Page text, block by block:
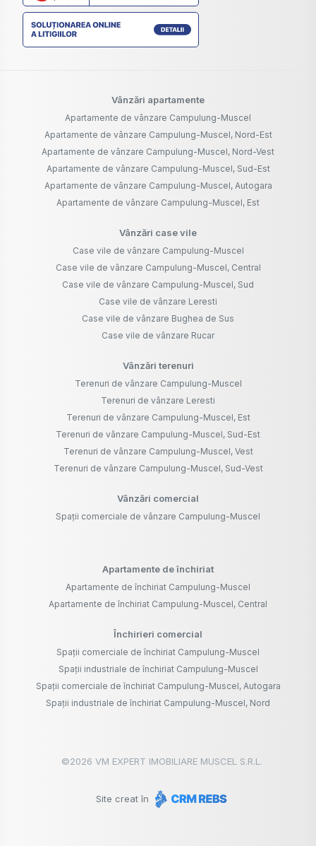
Vânzări apartamente
Apartamente de vânzare Campulung-Muscel
Apartamente de vânzare Campulung-Muscel, Nord-Est
Apartamente de vânzare Campulung-Muscel, Nord-Vest
Apartamente de vânzare Campulung-Muscel, Sud-Est
Apartamente de vânzare Campulung-Muscel, Autogara
Apartamente de vânzare Campulung-Muscel, Est
Vânzări case vile
Case vile de vânzare Campulung-Muscel
Case vile de vânzare Campulung-Muscel, Central
Case vile de vânzare Campulung-Muscel, Sud
Case vile de vânzare Leresti
Case vile de vânzare Bughea de Sus
Case vile de vânzare Rucar
Vânzări terenuri
Terenuri de vânzare Campulung-Muscel
Terenuri de vânzare Leresti
Terenuri de vânzare Campulung-Muscel, Est
Terenuri de vânzare Campulung-Muscel, Sud-Est
Terenuri de vânzare Campulung-Muscel, Vest
Terenuri de vânzare Campulung-Muscel, Sud-Vest
Vânzări comercial
Spații comerciale de vânzare Campulung-Muscel
Apartamente de închiriat
Apartamente de închiriat Campulung-Muscel
Apartamente de închiriat Campulung-Muscel, Central
Închirieri comercial
Spații comerciale de închiriat Campulung-Muscel
Spații industriale de închiriat Campulung-Muscel
Spații comerciale de închiriat Campulung-Muscel, Autogara
Spații industriale de închiriat Campulung-Muscel, Nord
©2026 VM EXPERT IMOBILIARE MUSCEL S.R.L.
Site creat în